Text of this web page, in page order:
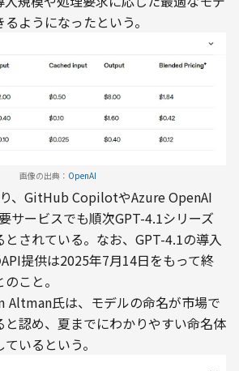
ようになったという。
画像の出典： OpenAI
、GitHub CopilotやAzure OpenAI
サービスでも順次GPT-4.1シリーズ
されている。なお、GPT-4.1の導入
提供は2025年7月14日をもって終
こと。
Altman氏は、モデルの命名が市場で
と認め、夏までにわかりやすい命名体